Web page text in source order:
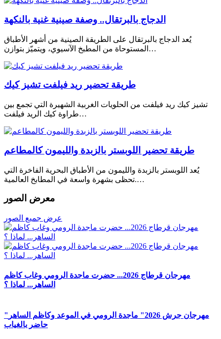
الدجاج بالبرتقال.. وصفة صينية غنية بالنكهة
يُعد الدجاج بالبرتقال على الطريقة الصينية من أشهر الأطباق
المستوحاة من المطبخ الآسيوي، ويتميّز بتوازن…
طريقة تحضير ريد فيلفت تشيز كيك
تشيز كيك ريد فيلفت من الحلويات الغربية الشهيرة التي تجمع بين
طراوة كيك الريد فيلفت…
طريقة تحضير اللوبستر بالزبدة والليمون كالمطاعم
يُعد اللوبستر بالزبدة والليمون من الأطباق البحرية الفاخرة التي
تحظى بشهرة واسعة في المطابخ العالمية.…
معرض الصور
عرض جميع الصور
مهرجان قرطاج 2026... حضرت ماجدة الرومي وغاب كاظم
الساهر... لماذا ؟
"مهرجان جرش 2026" ماجدة الرومي في الموعد وكاظم الساهر
حاضر بالغياب